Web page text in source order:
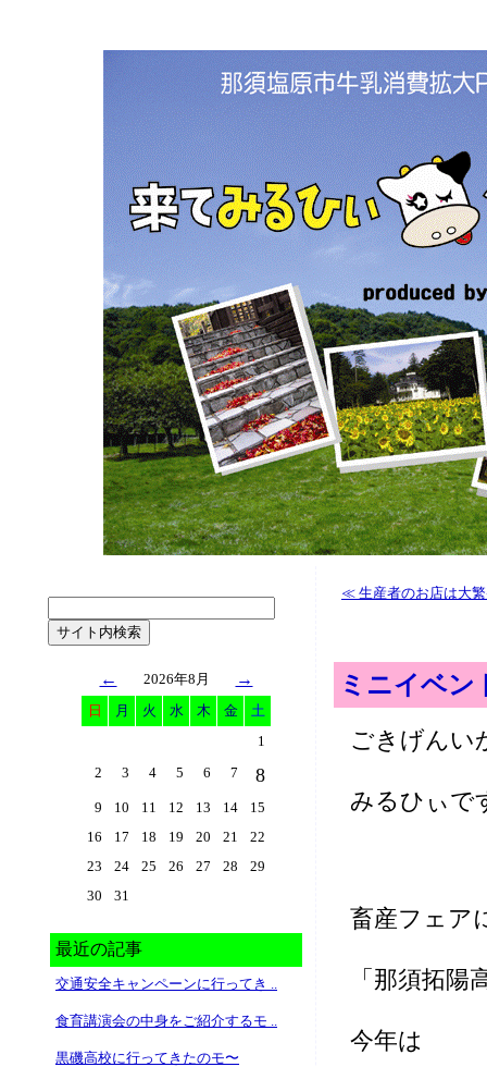
← 2026年8月 →
日 月 火 水 木 金
土
1
2
3 4 5 6 7 8
9 10 11 12 13 14
15
16
17 18 19 20 21
22
23
24 25 26 27 28
29
30
31
最近の記事
交通安全キャンペーンに行ってき ..
食育講演会の中身をご紹介するモ ..
黒磯高校に行ってきたのモ〜
≪ 生産者のお店は大
ミニイベン
ごきげんい
みるひぃで
畜産フェア
「那須拓
今年は